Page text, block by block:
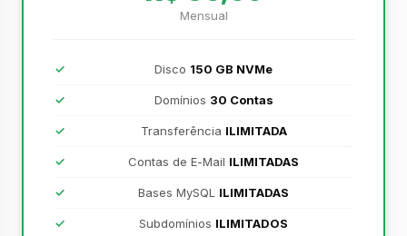
Mensual
Disco 150 GB NVMe
Domínios 30 Contas
Transferência ILIMITADA
Contas de E-Mail ILIMITADAS
Bases MySQL ILIMITADAS
Subdomínios ILIMITADOS